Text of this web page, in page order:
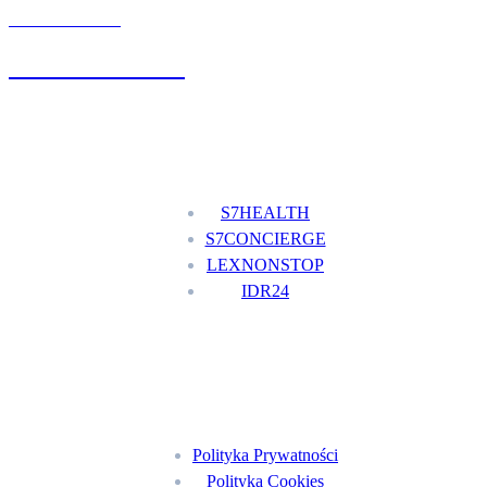
S7HEALTH
S7CONCIERGE
LEXNONSTOP
IDR24
Polityka Prywatności
Polityka Cookies